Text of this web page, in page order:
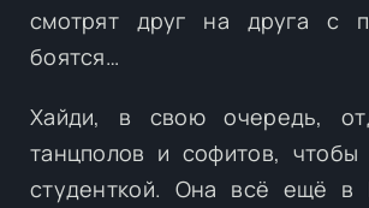
смотрят друг на друга с
боятся…
Хайди, в свою очередь,
танцполов и софитов, чтобы
студенткой. Она всё ещё в